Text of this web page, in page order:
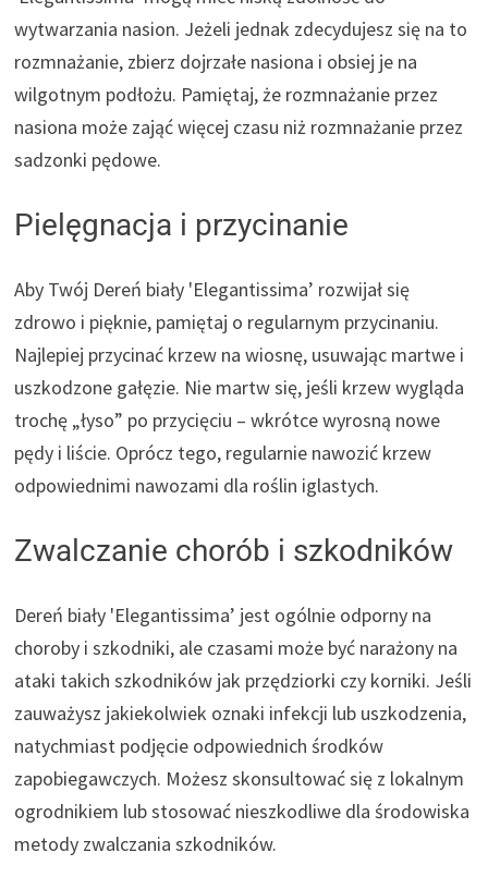
wytwarzania nasion. Jeżeli jednak zdecydujesz się na to
rozmnażanie, zbierz dojrzałe nasiona i obsiej je na
wilgotnym podłożu. Pamiętaj, że rozmnażanie przez
nasiona może zająć więcej czasu niż rozmnażanie przez
sadzonki pędowe.
Pielęgnacja i przycinanie
Aby Twój Dereń biały 'Elegantissima’ rozwijał się
zdrowo i pięknie, pamiętaj o regularnym przycinaniu.
Najlepiej przycinać krzew na wiosnę, usuwając martwe i
uszkodzone gałęzie. Nie martw się, jeśli krzew wygląda
trochę „łyso” po przycięciu – wkrótce wyrosną nowe
pędy i liście. Oprócz tego, regularnie nawozić krzew
odpowiednimi nawozami dla roślin iglastych.
Zwalczanie chorób i szkodników
Dereń biały 'Elegantissima’ jest ogólnie odporny na
choroby i szkodniki, ale czasami może być narażony na
ataki takich szkodników jak przędziorki czy korniki. Jeśli
zauważysz jakiekolwiek oznaki infekcji lub uszkodzenia,
natychmiast podjęcie odpowiednich środków
zapobiegawczych. Możesz skonsultować się z lokalnym
ogrodnikiem lub stosować nieszkodliwe dla środowiska
metody zwalczania szkodników.